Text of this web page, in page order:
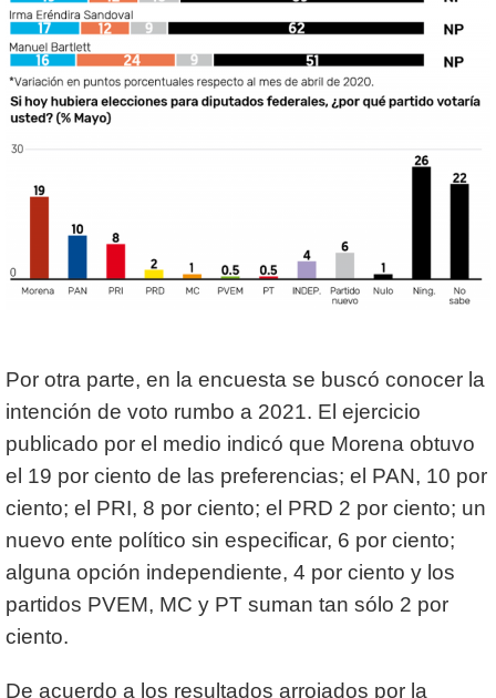
Por otra parte, en la encuesta se buscó conocer la
intención de voto rumbo a 2021. El ejercicio
publicado por el medio indicó que Morena obtuvo
el 19 por ciento de las preferencias; el PAN, 10 por
ciento; el PRI, 8 por ciento; el PRD 2 por ciento; un
nuevo ente político sin especificar, 6 por ciento;
alguna opción independiente, 4 por ciento y los
partidos PVEM, MC y PT suman tan sólo 2 por
ciento.
De acuerdo a los resultados arrojados por la